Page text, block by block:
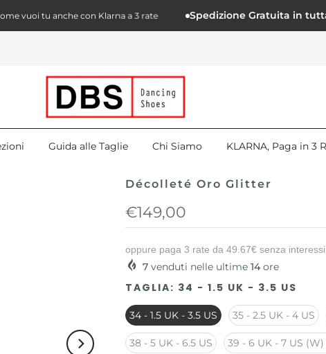
vuoi tu anche con Klarna a 3 rate Spedizione Gratuita in tutta
Guida alle Taglie Chi Siamo KLARNA, Paga in 3
Décolleté Oro Glitter
€149,00
oppure paga 3 rate da 49.67€ senza
7 venduti nelle ultime 14 ore
TAGLIA: 34 - 1.5 UK - 3.5 US
34 - 1.5 UK - 3.5 US 35 - 2.5 UK - 4 US
38 - 5 UK - 6.5 US 39 - 6 UK - 7 US (W)